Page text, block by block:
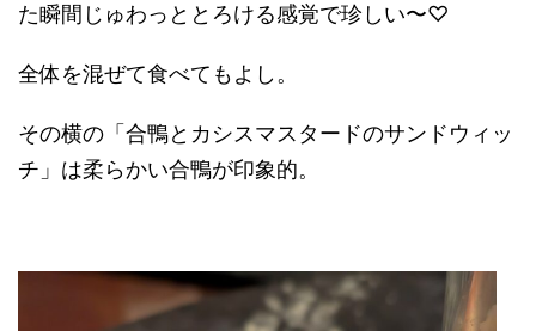
た瞬間じゅわっととろける感覚で珍しい〜♡
全体を混ぜて食べてもよし。
その横の「合鴨とカシスマスタードのサンドウィッ
チ」は柔らかい合鴨が印象的。